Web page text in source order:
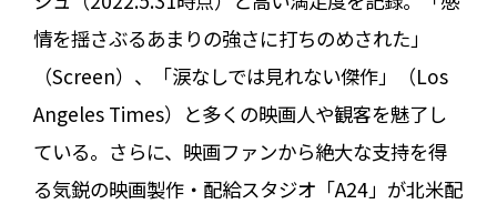
情を揺さぶるあまりの強さに打ちのめされた」
（Screen）、「涙なしでは見れない傑作」（Los
Angeles Times）と多くの映画人や観客を魅了し
ている。さらに、映画ファンから絶大な支持を得
る気鋭の映画製作・配給スタジオ「A24」が北米配